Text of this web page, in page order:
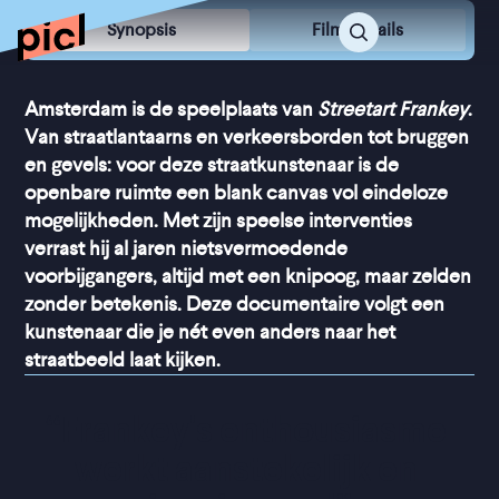
Synopsis Film Details
Amsterdam is de speelplaats van Streetart Frankey.
Van straatlantaarns en verkeersborden tot bruggen
en gevels: voor deze straatkunstenaar is de
openbare ruimte een blank canvas vol eindeloze
mogelijkheden. Met zijn speelse interventies
verrast hij al jaren nietsvermoedende
voorbijgangers, altijd met een knipoog, maar zelden
zonder betekenis. Deze documentaire volgt een
kunstenaar die je nét even anders naar het
straatbeeld laat kijken.